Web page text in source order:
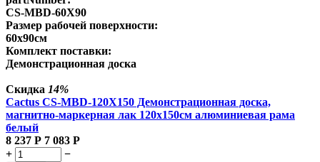
CS-MBD-60X90
Размер рабочей поверхности:
60x90см
Комплект поставки:
Демонстрационная доска
Скидка 14%
Cactus CS-MBD-120X150 Демонстрационная доска,
магнитно-маркерная лак 120х150см алюминиевая рама
белый
8 237 Р 7 083 Р
+
−